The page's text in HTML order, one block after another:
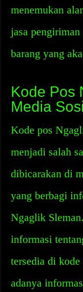
menemukan
jasa
barang yang
Kode Pos
Media
Kode pos
menjadi salah
dibicarakan di
yang berbagi
Ngaglik
informasi
tersedia di
adanya